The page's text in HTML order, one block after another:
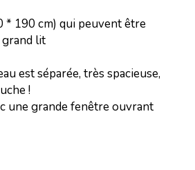
* 190 cm) qui peuvent être
grand lit
est séparée, très spacieuse,
!
une grande fenêtre ouvrant